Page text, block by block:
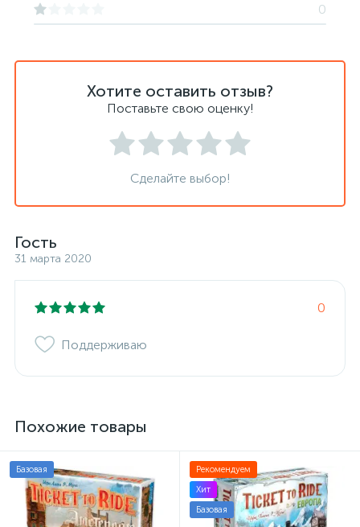
Хотите оставить отзыв?
Поставьте свою оценку!
Сделайте выбор!
Гость
31 марта 2020
0
Поддерживаю
0
Похожие товары
Базовая
Рекомендуем
Хит
Базовая